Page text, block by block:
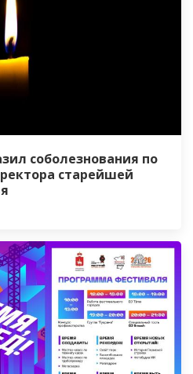
соболезнования по
старейшей